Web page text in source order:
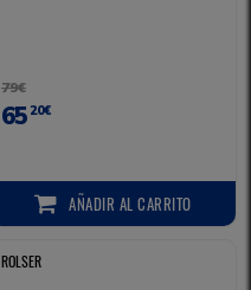
79€
65 20€
AÑADIR AL CARRITO
ROLSER